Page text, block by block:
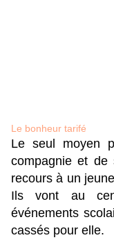
Le bonheur tarifé
Le seul moyen
compagnie et de
recours à un
Ils vont au
événements
cassés pour elle.